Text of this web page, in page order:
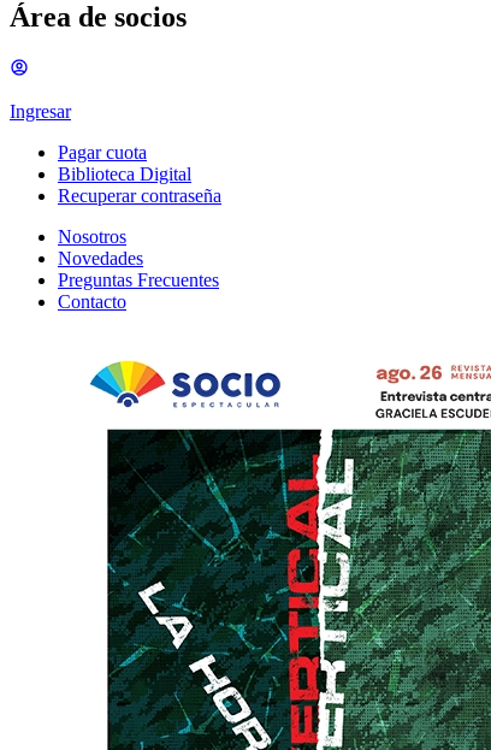
Área de socios
Ingresar
Pagar cuota
Biblioteca Digital
Recuperar contraseña
Nosotros
Novedades
Preguntas Frecuentes
Contacto